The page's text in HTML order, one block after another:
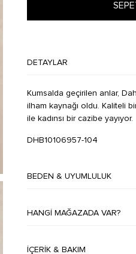
DETAYLAR
Kumsalda geçirilen anlar,
ilham kaynağı oldu. Kaliteli
ile kadınsı bir cazibe yayıyor.
DHB10106957-104
BEDEN & UYUMLULUK
HANGI MAĞAZADA VAR?
İÇERIK & BAKIM